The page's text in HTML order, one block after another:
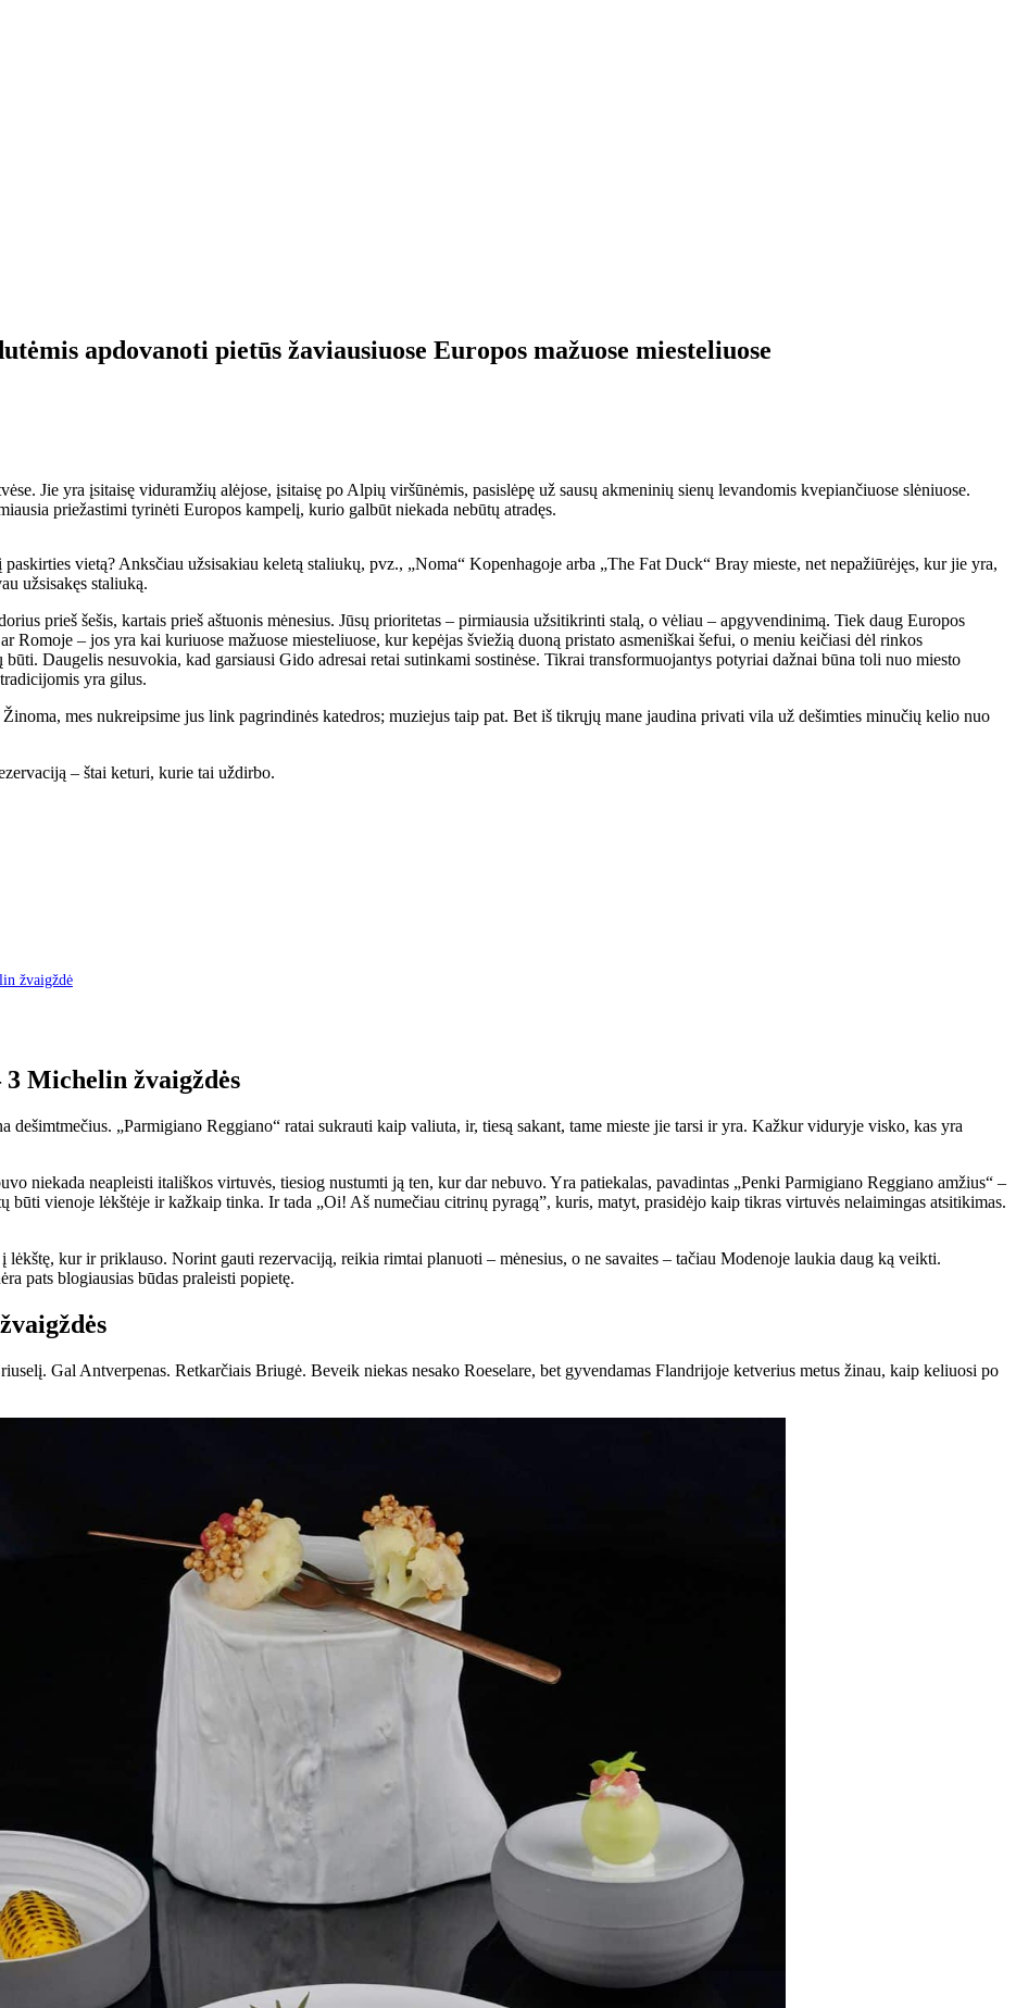
apdovanoti pietūs žaviausiuose Europos mažuose miesteliuose
Jie yra įsitaisę viduramžių alėjose, įsitaisę po Alpių viršūnėmis, pasislėpę už sausų akmeninių sienų levandomis kvepiančiuose slėniuose.
priežastimi tyrinėti Europos kampelį, kurio galbūt niekada nebūtų atradęs.
vietą? Anksčiau užsisakiau keletą staliukų, pvz., „Noma“ Kopenhagoje arba „The Fat Duck“ Bray mieste, net nepažiūrėjęs, kur jie yra,
užsisakęs staliuką.
prieš šešis, kartais prieš aštuonis mėnesius. Jūsų prioritetas – pirmiausia užsitikrinti stalą, o vėliau – apgyvendinimą. Tiek daug Europos
– jos yra kai kuriuose mažuose miesteliuose, kur kepėjas šviežią duoną pristato asmeniškai šefui, o meniu keičiasi dėl rinkos
Daugelis nesuvokia, kad garsiausi Gido adresai retai sutinkami sostinėse. Tikrai transformuojantys potyriai dažnai būna toli nuo miesto
yra gilus.
mes nukreipsime jus link pagrindinės katedros; muziejus taip pat. Bet iš tikrųjų mane jaudina privati ​​vila už dešimties minučių kelio nuo
– štai keturi, kurie tai uždirbo.
žvaigždė
Michelin žvaigždės
dešimtmečius. „Parmigiano Reggiano“ ratai sukrauti kaip valiuta, ir, tiesą sakant, tame mieste jie tarsi ir yra. Kažkur viduryje visko, kas yra
niekada neapleisti itališkos virtuvės, tiesiog nustumti ją ten, kur dar nebuvo. Yra patiekalas, pavadintas „Penki Parmigiano Reggiano amžius“ –
būti vienoje lėkštėje ir kažkaip tinka. Ir tada „Oi! Aš numečiau citrinų pyragą”, kuris, matyt, prasidėjo kaip tikras virtuvės nelaimingas atsitikimas.
kur ir priklauso. Norint gauti rezervaciją, reikia rimtai planuoti – mėnesius, o ne savaites – tačiau Modenoje laukia daug ką veikti.
pats blogiausias būdas praleisti popietę.
Gal Antverpenas. Retkarčiais Briugė. Beveik niekas nesako Roeselare, bet gyvendamas Flandrijoje ketverius metus žinau, kaip keliuosi po